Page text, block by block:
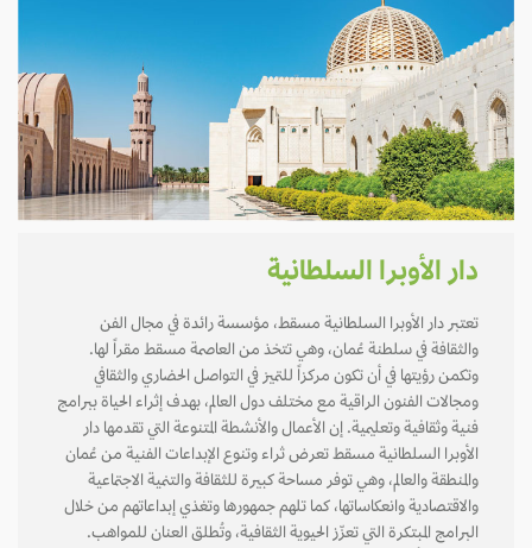
دار الأوبرا السلطانية
تعتبر دار الأوبرا السلطانية مسقط، مؤسسة رائدة في مجال الفن
والثقافة في سلطنة عُمان، وهي تتخذ من العاصمة مسقط مقراً لها.
وتكمن رؤيتها في أن تكون مركزاً للتميز في التواصل الحضاري والثقافي
ومجالات الفنون الراقية مع مختلف دول العالم، بهدف إثراء الحياة ببرامج
فنية وثقافية وتعليمية. إن الأعمال والأنشطة المتنوعة التي تقدمها دار
الأوبرا السلطانية مسقط تعرض ثراء وتنوع الإبداعات الفنية من عُمان
والمنطقة والعالم، وهي توفر مساحة كبيرة للثقافة والتنمية الاجتماعية
والاقتصادية وانعكاساتها، كما تلهم جمهورها وتغذي إبداعاتهم من خلال
البرامج المبتكرة التي تعزّز الحيوية الثقافية، وتُطلق العنان للمواهب.